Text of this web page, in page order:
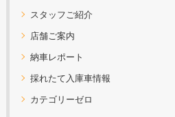
スタッフご紹介
店舗ご案内
納車レポート
採れたて入庫車情報
カテゴリーゼロ